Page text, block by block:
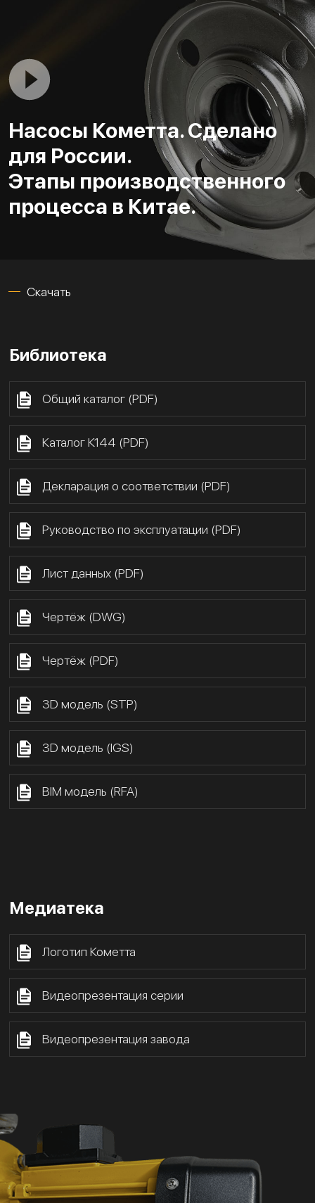
Насосы Кометта. Сделано
для России.
Этапы производственного
процесса в Китае.
Скачать
Библиотека
Общий каталог (PDF)
Каталог К144 (PDF)
Декларация о соответствии (PDF)
Руководство по эксплуатации (PDF)
Лист данных (PDF)
Чертёж (DWG)
Чертёж (PDF)
3D модель (STP)
3D модель (IGS)
BIM модель (RFA)
Медиатека
Логотип Кометта
Видеопрезентация серии
Видеопрезентация завода